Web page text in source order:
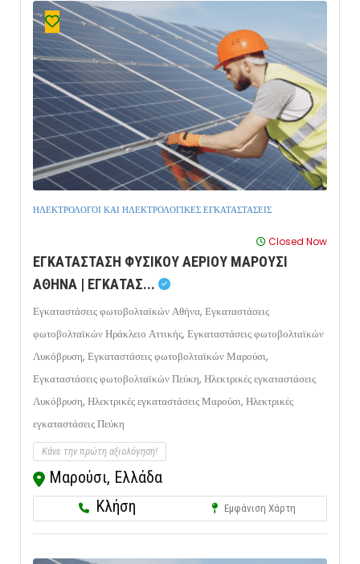
ΗΛΕΚΤΡΟΛΟΓΟΙ ΚΑΙ ΗΛΕΚΤΡΟΛΟΓΙΚΕΣ ΕΓΚΑΤΑΣΤΑΣΕΙΣ
Closed Now
ΕΓΚΑΤΑΣΤΑΣΗ ΦΥΣΙΚΟΥ ΑΕΡΙΟΥ ΜΑΡΟΥΣΙ
ΑΘΗΝΑ | ΕΓΚΑΤΑΣ...
Εγκαταστάσεις φωτοβολταϊκών Αθήνα, Εγκαταστάσεις
φωτοβολταϊκών Ηράκλειο Αττικής, Εγκαταστάσεις φωτοβολταϊκών
Λυκόβρυση, Εγκαταστάσεις φωτοβολταϊκών Μαρούσι,
Εγκαταστάσεις φωτοβολταϊκών Πεύκη, Ηλεκτρικές εγκαταστάσεις
Λυκόβρυση, Ηλεκτρικές εγκαταστάσεις Μαρούσι, Ηλεκτρικές
εγκαταστάσεις Πεύκη
Κάνε την πρώτη αξιολόγηση!
Μαρούσι, Ελλάδα
Κλήση
Εμφάνιση Χάρτη